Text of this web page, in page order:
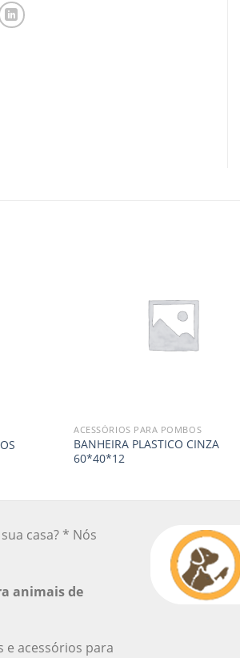
ACESSÓRIOS PARA POMBOS
BANHEIRA PLASTICO CINZA
60*40*12
casa? * Nós
animais de
e acessórios para